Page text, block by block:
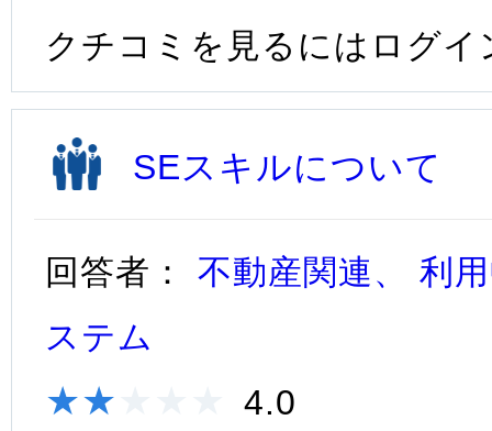
クチコミを見るにはログ
SEスキルについて
回答者：
不動産関連、 利
ステム
★★★★★
★★★★★ 4.0